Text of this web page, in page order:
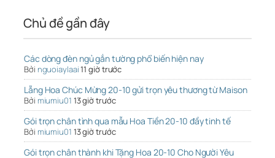
Chủ đề gần đây
Các dòng đèn ngủ gắn tường phổ biến hiện nay
Bởi nguoiaylaai11 giờ trước
Lẵng Hoa Chúc Mừng 20-10 gửi trọn yêu thương từ Maison
Bởi miumiu01 13 giờ trước
Gói trọn chân tình qua mẫu Hoa Tiền 20-10 đầy tinh tế
Bởi miumiu01 13 giờ trước
Gói trọn chân thành khi Tặng Hoa 20-10 Cho Người Yêu